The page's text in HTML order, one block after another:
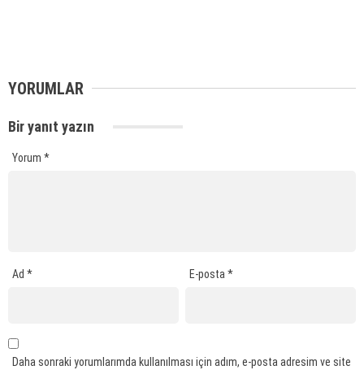
YORUMLAR
Bir yanıt yazın
Yorum *
Ad * E-posta*
Daha sonraki yorumlarımda kullanılması için adım, e-posta adresim ve site